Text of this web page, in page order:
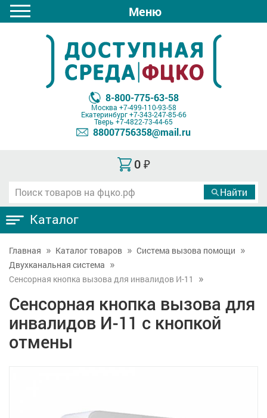
Меню
8-800-775-63-58
Москва +7-499-110-93-58
Екатеринбург+7-343-247-85-66
Тверь +7-4822-73-44-65
88007756358@mail.ru
0 ₽
Каталог
Главная Каталог товаров
Система вызова помощи
Двухканальная система
Сенсорная кнопка вызова для инвалидов И-11
Сенсорная кнопка вызова для
инвалидов И-11 с кнопкой
отмены